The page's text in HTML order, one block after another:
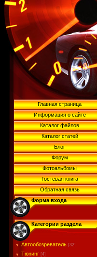
Главная страница
Информация о сайте
Каталог файлов
Каталог статей
Блог
Форум
Фотоальбомы
Гостевая книга
Обратная связь
Форма входа
Категории раздела
Автообозреватель [32]
Тюнинг [4]